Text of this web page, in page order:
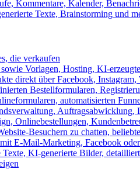
Kommentare, Kalender,
Texte, Brainstorming und
die verkaufen
Vorlagen, Hosting, KI-
direkt über Facebook,
Bestellformularen,
automatisierten
Auftragsabwicklung,
Onlinebestellungen,
Besuchern zu chatten,
E-Mail-Marketing, Facebook
Texte, KI-generierte Bilder,